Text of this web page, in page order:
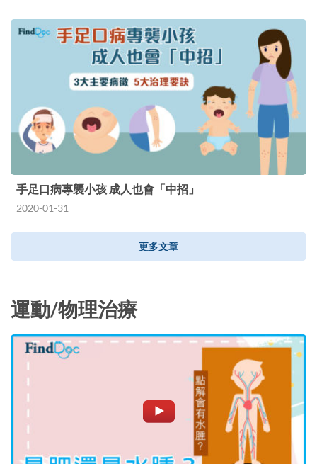
手足口病專襲小孩 成人也會「中招」
2020-01-31
更多文章
運動/物理治療